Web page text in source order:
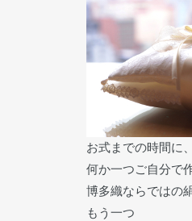
お式までの時間に
何か一つご自分で
博多織ならではの
もう一つ